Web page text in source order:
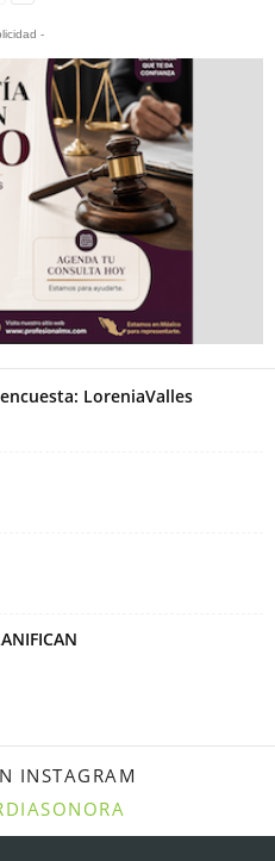
-
LoreniaValles
INSTAGRAM